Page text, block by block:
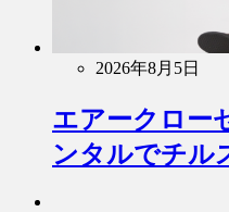
2026年8月5日
エアークロー
ンタルでチル